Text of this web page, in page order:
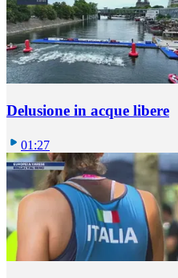
Delusione in acque libere
01:27